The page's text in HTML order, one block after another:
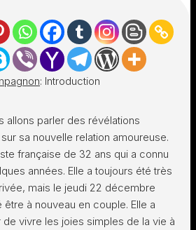
: Introduction
allons parler des révélations
sa nouvelle relation amoureuse.
française de 32 ans qui a connu
années. Elle a toujours été très
mais le jeudi 22 décembre
à nouveau en couple. Elle a
vivre les joies simples de la vie à